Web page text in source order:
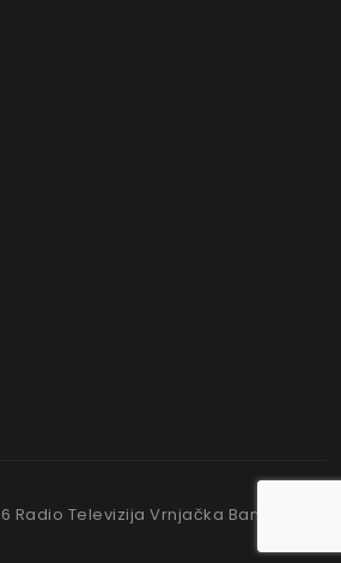
Radio Televizija Vrnjačka Banja